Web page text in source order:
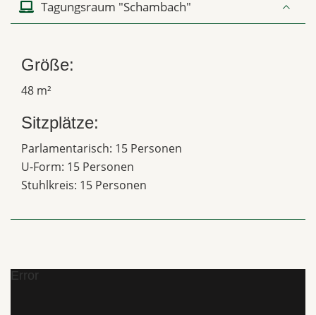
Tagungsraum "Schambach"
Größe:
48 m²
Sitzplätze:
Parlamentarisch: 15 Personen
U-Form: 15 Personen
Stuhlkreis: 15 Personen
Error